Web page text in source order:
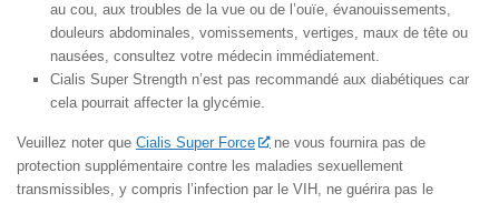
au cou, aux troubles de la vue ou de l’ouïe, évanouissements,
douleurs abdominales, vomissements, vertiges, maux de tête ou
nausées, consultez votre médecin immédiatement.
Cialis Super Strength n’est pas recommandé aux diabétiques car
cela pourrait affecter la glycémie.
Veuillez noter que Cialis Super Force
ne vous fournira pas de
protection supplémentaire contre les maladies sexuellement
transmissibles, y compris l’infection par le VIH, ne guérira pas le